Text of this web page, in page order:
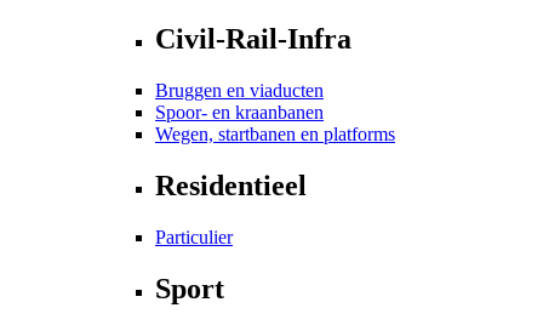
Civil-Rail-Infra
Bruggen en viaducten
Spoor- en kraanbanen
Wegen, startbanen en platforms
Residentieel
Particulier
Sport